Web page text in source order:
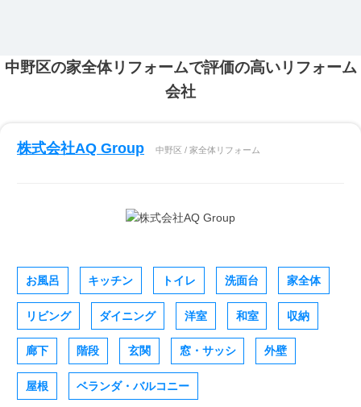
中野区の家全体リフォームで評価の高いリフォーム
会社
株式会社AQ Group 中野区 / 家全体リフォーム
お風呂 キッチン トイレ 洗面台 家全体
リビング ダイニング 洋室 和室 収納
廊下 階段 玄関 窓・サッシ 外壁
屋根 ベランダ・バルコニー